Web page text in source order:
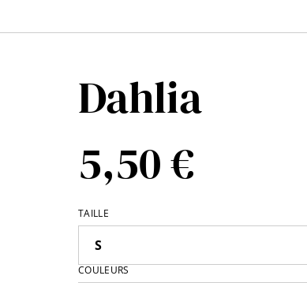
Dahlia
5,50 €
TAILLE
COULEURS